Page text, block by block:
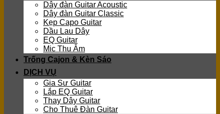
Dây đàn Guitar Acoustic
Dây đàn Guitar Classic
Kẹp Capo Guitar
Dầu Lau Dây
EQ Guitar
Mic Thu Âm
Trống Cajon & Kèn Sáo
DỊCH VỤ
Gia Sư Guitar
Lắp EQ Guitar
Thay Dây Guitar
Cho Thuê Đàn Guitar